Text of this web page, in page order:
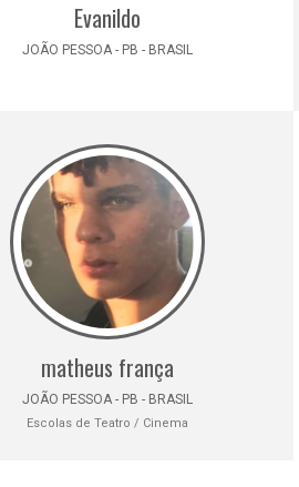
Evanildo
JOÃO PESSOA - PB - BRASIL
matheus frança
JOÃO PESSOA - PB - BRASIL
Escolas de Teatro / Cinema